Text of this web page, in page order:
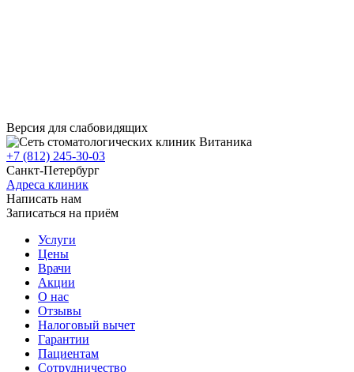
Версия для слабовидящих
+7 (812) 245-30-03
Санкт-Петербург
Адреса клиник
Написать нам
Записаться на приём
Услуги
Цены
Врачи
Акции
О нас
Отзывы
Налоговый вычет
Гарантии
Пациентам
Сотрудничество